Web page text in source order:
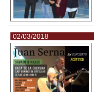
02/03/2018